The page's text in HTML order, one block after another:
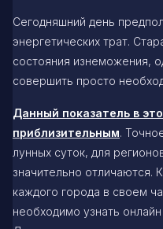
Сегодняшний день
энергетических трат.
состояния изнеможения,
совершить просто
Данный показатель в
приблизительным.
лунных суток, для
значительно отличаются.
каждого города в своем
необходимо узнать